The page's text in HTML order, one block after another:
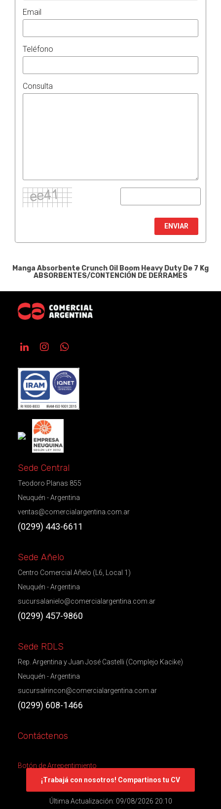
Email
Teléfono
Consulta
ENVIAR
Manga Absorbente Crunch Oil Boom Heavy Duty De 7 Kg
ABSORBENTES/CONTENCIÓN DE DERRAMES
Sede Central
Teodoro Planas 855
Neuquén - Argentina
ventas@comercialargentina.com.ar
(0299) 443-6611
Sede Añelo
Centro Comercial Añelo (L6, Local 1)
Neuquén - Argentina
sucursalanielo@comercialargentina.com.ar
(0299) 457-9860
Sede RDLS
Rep. Argentina y Juan José Castelli (Complejo Kacike)
Neuquén - Argentina
sucursalrincon@comercialargentina.com.ar
(0299) 608-1466
Contáctenos
Botón de Arrepentimiento
¡Trabajá con nosotros! Compartinos tu CV
Última Actualización: 09/08/2026 20:10